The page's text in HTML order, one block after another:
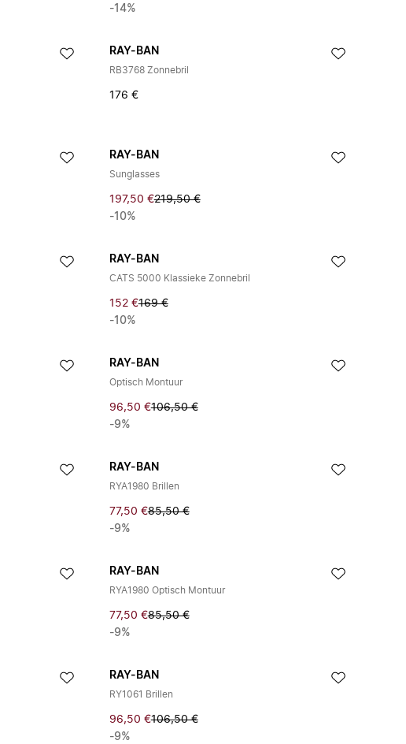
-14%
RAY-BAN
RB3768 Zonnebril
176 €
RAY-BAN
Sunglasses
197,50 €219,50 €
-10%
RAY-BAN
CATS 5000 Klassieke Zonnebril
152 €169 €
-10%
RAY-BAN
Optisch Montuur
96,50 €106,50 €
-9%
RAY-BAN
RYA1980 Brillen
77,50 €85,50 €
-9%
RAY-BAN
RYA1980 Optisch Montuur
77,50 €85,50 €
-9%
RAY-BAN
RY1061 Brillen
96,50 €106,50 €
-9%